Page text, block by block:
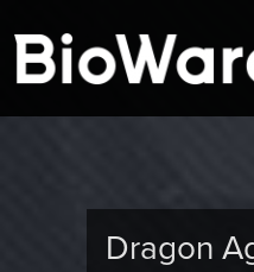
BioWare Blog
Dragon